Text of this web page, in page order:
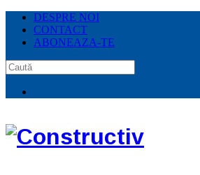
DESPRE NOI
CONTACT
ABONEAZA-TE